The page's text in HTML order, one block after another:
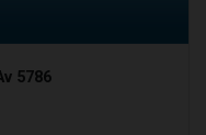
5786